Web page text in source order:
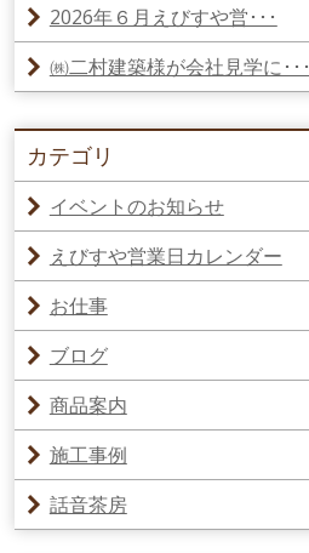
2026年６月えびすや営･･･
㈱二村建築様が会社見学に･･･
カテゴリ
イベントのお知らせ
えびすや営業日カレンダー
お仕事
ブログ
商品案内
施工事例
話音茶房